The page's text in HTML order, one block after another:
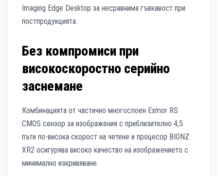
Imaging Edge Desktop за несравнима гъвкавост при
постпродукцията.
Без компромиси при
високоскоростно серийно
заснемане
Комбинацията от частично многослоен Exmor RS
CMOS сензор за изображения с приблизително 4,5
пъти по-висока скорост на четене и процесор BIONZ
XR2 осигурява високо качество на изображението с
минимално изкривяване.